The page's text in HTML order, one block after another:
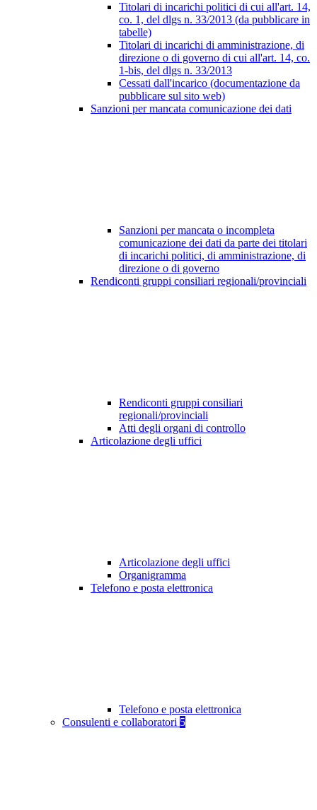
Titolari di incarichi politici di cui all'art. 14,
co. 1, del dlgs n. 33/2013 (da pubblicare in
tabelle)
Titolari di incarichi di amministrazione, di
direzione o di governo di cui all'art. 14, co.
1-bis, del dlgs n. 33/2013
Cessati dall'incarico (documentazione da
pubblicare sul sito web)
Sanzioni per mancata comunicazione dei dati
Sanzioni per mancata o incompleta
comunicazione dei dati da parte dei titolari
di incarichi politici, di amministrazione, di
direzione o di governo
Rendiconti gruppi consiliari regionali/provinciali
Rendiconti gruppi consiliari
regionali/provinciali
Atti degli organi di controllo
Articolazione degli uffici
Articolazione degli uffici
Organigramma
Telefono e posta elettronica
Telefono e posta elettronica
Consulenti e collaboratori 5